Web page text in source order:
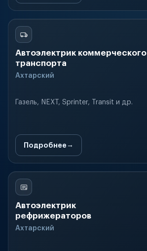
Автоэлектрик коммерческого
транспорта
Ахтарский
Газель, NEXT, Sprinter, Transit и др.
Подробнее
Автоэлектрик
рефрижераторов
Ахтарский